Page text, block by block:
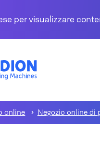
per visualizzare
online Negozio online di